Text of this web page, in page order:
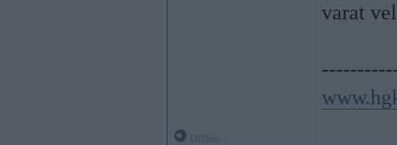
varat